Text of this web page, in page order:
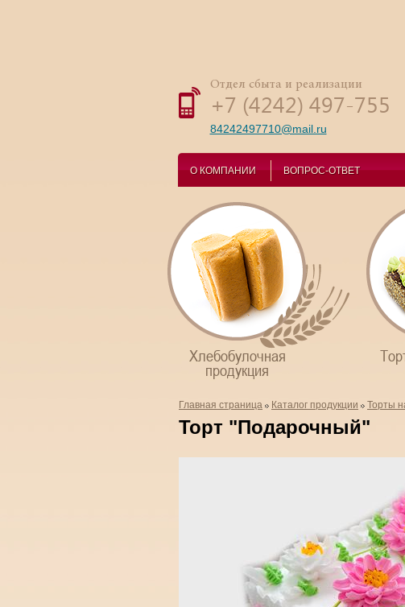
Отдел сбыта и реализации
+7 (4242) 497-755
84242497710@mail.ru
О КОМПАНИИ ВОПРОС-ОТВЕТ
Хлебобулочная
продукция
Главная страница Каталог продукции Торты
Торт "Подарочный"